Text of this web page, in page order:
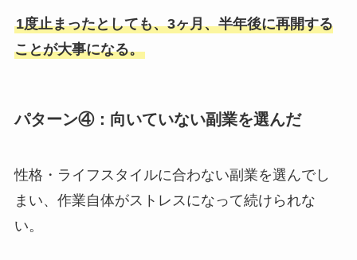
1度止まったとしても、3ヶ月、半年後に再開する
ことが大事になる。
パターン④：向いていない副業を選んだ
性格・ライフスタイルに合わない副業を選んでし
まい、作業自体がストレスになって続けられな
い。